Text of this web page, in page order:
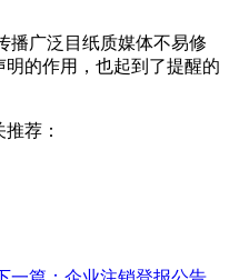
播广泛目纸质媒体不易修
的作用，也起到了提醒的
推荐：